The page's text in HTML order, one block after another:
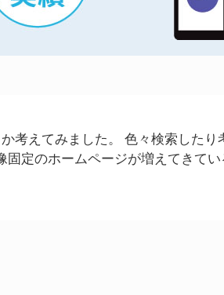
考えてみました。 色々検索したり
定のホームページが増えてきて